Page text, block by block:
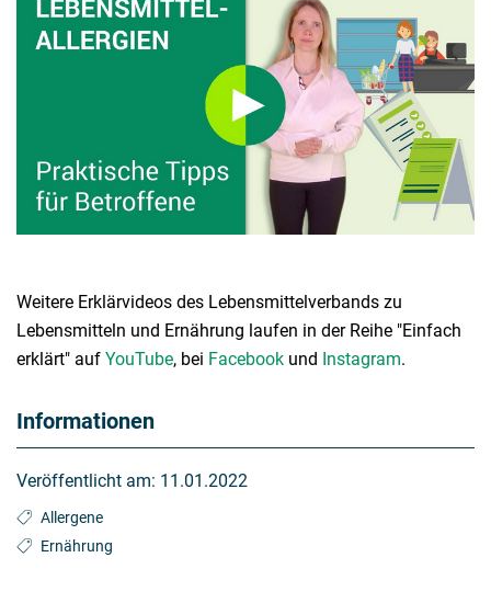
Weitere Erklärvideos des Lebensmittelverbands zu
Lebensmitteln und Ernährung laufen in der Reihe "Einfach
erklärt" auf YouTube, bei Facebook und Instagram.
Informationen
Veröffentlicht am: 11.01.2022
Allergene
Ernährung